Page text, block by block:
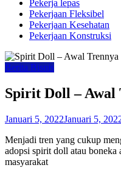
Pekerja lepas
Pekerjaan Fleksibel
Pekerjaan Kesehatan
Pekerjaan Konstruksi
Berita Bisnis
Spirit Doll – Awal
Januari 5, 2022Januari 5,
Menjadi tren yang cukup
adopsi spirit doll atau
masyarakat